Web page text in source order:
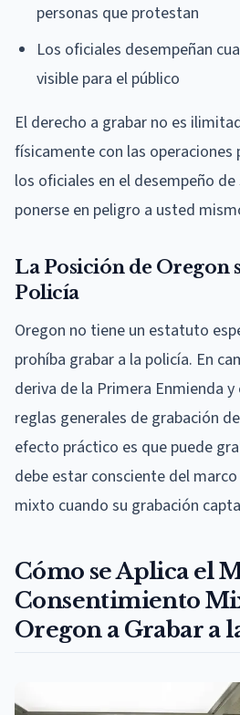
personas que protestan
Los oficiales desempeñan
visible para el público
El derecho a grabar no es
físicamente con las operaciones
los oficiales en el desempeño de
ponerse en peligro a usted
La Posición de Oregon
Policía
Oregon no tiene un estatuto
prohíba grabar a la policía. En
deriva de la Primera Enmienda
reglas generales de grabación
efecto práctico es que puede
debe estar consciente del
mixto cuando su grabación
Cómo se Aplica el
Consentimiento
Oregon a Grabar a